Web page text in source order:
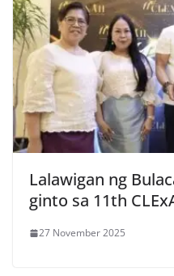
Lalawigan ng
ginto sa 11th
27 November 2025